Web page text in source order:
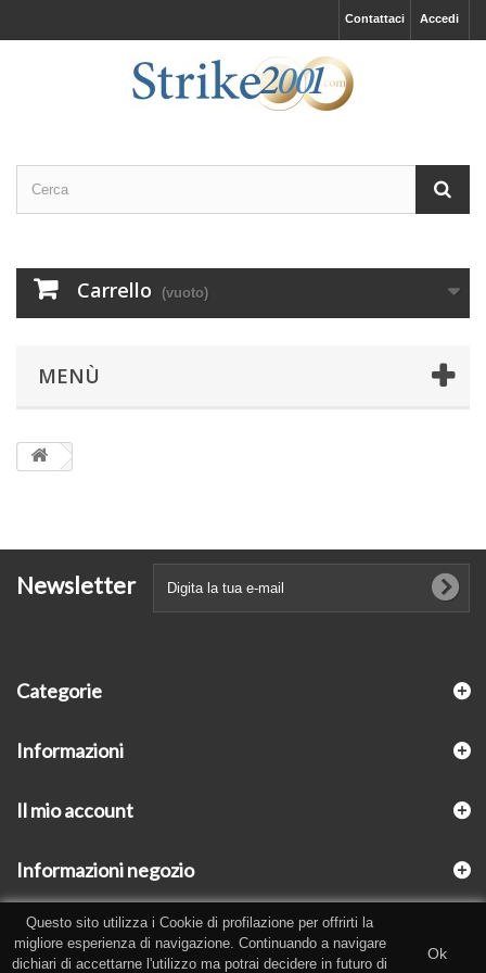
Accedi
Contattaci
Carrello (vuoto)
MENÙ
Newsletter
Categorie
Informazioni
Il mio account
Informazioni negozio
Questo sito utilizza i Cookie di profilazione per offrirti la
migliore esperienza di navigazione. Continuando a navigare
dichiari di accettarne l'utilizzo ma potrai decidere in futuro di
Ok